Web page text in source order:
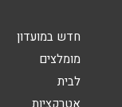
חדש במועדון
מומלצים
לבית